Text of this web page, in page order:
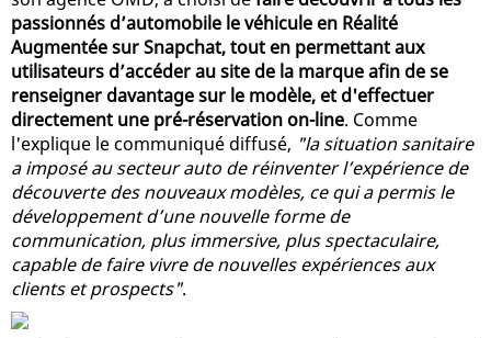
passionnés d’automobile le véhicule en Réalité
Augmentée sur Snapchat, tout en permettant aux
utilisateurs d’accéder au site de la marque afin de se
renseigner davantage sur le modèle, et d'effectuer
directement une pré-réservation on-line. Comme
l'explique le communiqué diffusé, "la situation sanitaire
a imposé au secteur auto de réinventer l’expérience de
découverte des nouveaux modèles, ce qui a permis le
développement d’une nouvelle forme de
communication, plus immersive, plus spectaculaire,
capable de faire vivre de nouvelles expériences aux
clients et prospects".